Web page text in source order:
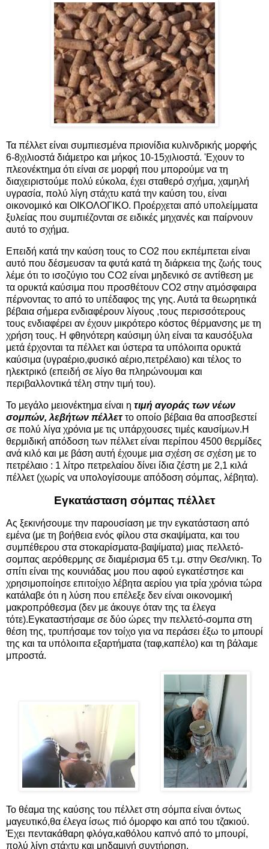
Τα πέλλετ είναι συμπιεσμένα πριονίδια κυλινδρικής μορφής
6-8χιλιοστά διάμετρο και μήκος 10-15χιλιοστά. 'Εχουν το
πλεονέκτημα ότι είναι σε μορφή που μπορούμε να τη
διαχειριστούμε πολύ εύκολα, έχει σταθερό σχήμα, χαμηλή
υγρασία, πολύ λίγη στάχτυ κατά την καύση του, είναι
οικονομικό και ΟΙΚΟΛΟΓΙΚΟ. Προέρχεται από υπολείμματα
ξυλείας που συμπιέζονται σε ειδικές μηχανές και παίρνουν
αυτό το σχήμα.
Επειδή κατά την καύση τους το CO2 που εκπέμπεται είναι
αυτό που δέσμευσαν τα φυτά κατά τη διάρκεια της ζωής τους
λέμε ότι το ισοζύγιο του CO2 είναι μηδενικό σε αντίθεση με
τα ορυκτά καύσιμα που προσθέτουν CO2 στην ατμόσφαιρα
πέρνοντας το από το υπέδαφος της γης. Αυτά τα θεωρητικά
βέβαια σήμερα ενδιαφέρουν λίγους ,τους περισσότερους
τους ενδιαφέρει αν έχουν μικρότερο κόστος θέρμανσης με τη
χρήση τους. Η φθηνότερη καύσιμη ύλη είναι τα καυσόξυλα
μετά έρχονται τα πέλλετ και ύστερα τα υπόλοιπα ορυκτά
καύσιμα (υγραέριο,φυσικό αέριο,πετρέλαιο) και τέλος το
ηλεκτρικό (επειδή σε λίγο θα πληρώνουμαι και
περιβαλλοντικά τέλη στην τιμή του).
Το μεγάλο μειονέκτημα είναι η τιμή αγοράς των νέων
σομπών, λεβήτων πέλλεττο οποίο βέβαια θα αποσβεστεί
σε πολύ λίγα χρόνια με τις υπάρχουσες τιμές καυσίμων.Η
θερμιδική απόδοση των πέλλετ είναι περίπου 4500 θερμίδες
ανά κιλό και με βάση αυτή έχουμε μια σχέση σε σχέση με το
πετρέλαιο : 1 λίτρο πετρελαίου δίνει ίδια ζέστη με 2,1 κιλά
πέλλετ (χωρίς να υπολογίσουμε απόδοση σόμπας, λέβητα).
Εγκατάσταση σόμπας πέλλετ
Ας ξεκινήσουμε την παρουσίαση με την εγκατάσταση από
εμένα (με τη βοήθεια ενός φίλου στα σκαψίματα, και του
συμπέθερου στα στοκαρίσματα-βαψίματα) μιας πελλετό-
σομπας αερόθερμης σε διαμέρισμα 65 τ.μ. στην Θεσ/νικη. Το
σπίτι είναι της κουνιάδας μου που αφού εγκατέστησε και
χρησιμοποίησε επιτοίχιο λέβητα αερίου για τρία χρόνια τώρα
κατάλαβε ότι η λύση που επέλεξε δεν είναι οικονομική
μακροπρόθεσμα (δεν με άκουγε όταν της τα έλεγα
τότε).Εγκαταστήσαμε σε δύο ώρες την πελλετό-σομπα στη
θέση της, τρυπήσαμε τον τοίχο για να περάσει έξω το μπουρί
της και τα υπόλοιπα εξαρτήματα (ταφ,καπέλο) και τη βάλαμε
μπροστά.
Το θέαμα της καύσης του πέλλετ στη σόμπα είναι όντως
μαγευτικό,θα έλεγα ίσως πιό όμορφο και από του τζακιού.
Έχει πεντακάθαρη φλόγα,καθόλου καπνό από το μπουρί,
πολύ λίγη στάχτυ και μηδαμινή συντήρηση.